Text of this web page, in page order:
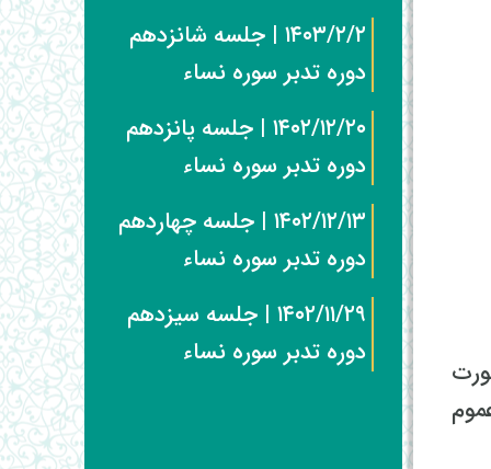
۱۴۰۳/۲/۲ | جلسه شانزدهم
دوره تدبر سوره نساء
۱۴۰۲/۱۲/۲۰ | جلسه پانزدهم
دوره تدبر سوره نساء
۱۴۰۲/۱۲/۱۳ | جلسه چهاردهم
دوره تدبر سوره نساء
۱۴۰۲/۱۱/۲۹ | جلسه سیزدهم
دوره تدبر سوره نساء